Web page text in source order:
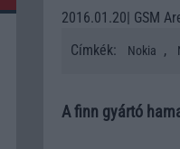
2016.01.20| GSM
Címkék:
Nokia ,
A finn gyártó